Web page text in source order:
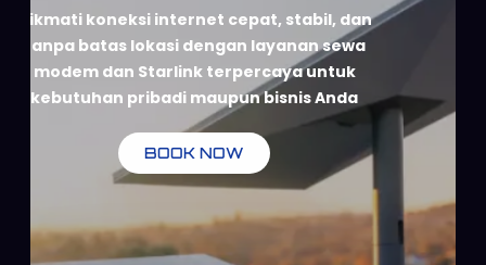
Nikmati koneksi internet cepat, stabil, dan
tanpa batas lokasi dengan layanan sewa
modem dan Starlink terpercaya untuk
kebutuhan pribadi maupun bisnis Anda
BOOK NOW